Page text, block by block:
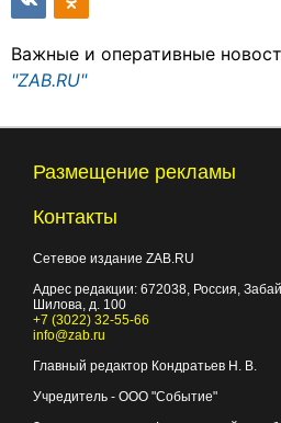
Важные и оперативные
"ZAB.RU"
Размещение рекламы
Контакты
Сетевое издание ZAB.RU
Адрес редакции: 672038, Россия,
Шилова, д. 100
+7 (3022) 32-55-66
info@zab.ru
Главный редактор Кондратьев Н. В.
Учредитель - ООО "Событие"